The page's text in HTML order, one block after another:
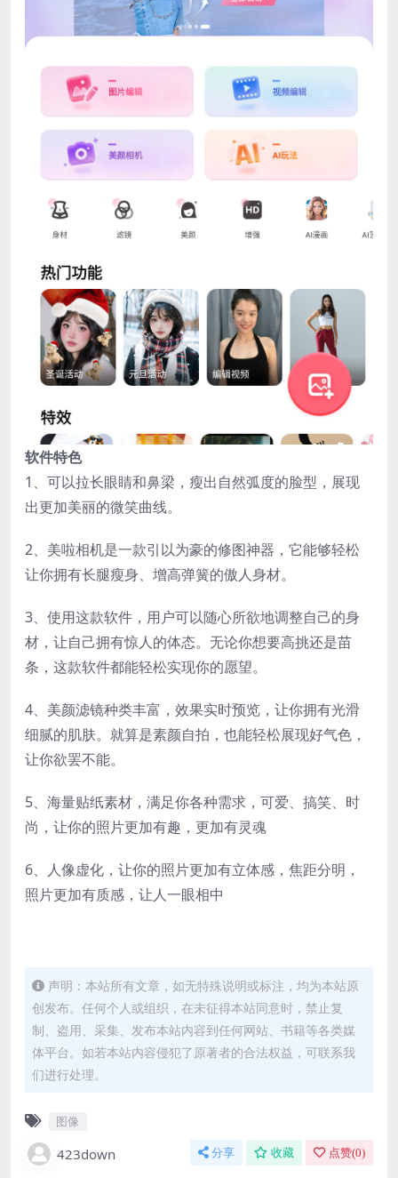
软件特色
1、可以拉长眼睛和鼻梁，瘦出自然弧度的脸型，展现
出更加美丽的微笑曲线。
2、美啦相机是一款引以为豪的修图神器，它能够轻松
让你拥有长腿瘦身、增高弹簧的傲人身材。
3、使用这款软件，用户可以随心所欲地调整自己的身
材，让自己拥有惊人的体态。无论你想要高挑还是苗
条，这款软件都能轻松实现你的愿望。
4、美颜滤镜种类丰富，效果实时预览，让你拥有光滑
细腻的肌肤。就算是素颜自拍，也能轻松展现好气色，
让你欲罢不能。
5、海量贴纸素材，满足你各种需求，可爱、搞笑、时
尚，让你的照片更加有趣，更加有灵魂
6、人像虚化，让你的照片更加有立体感，焦距分明，
照片更加有质感，让人一眼相中
声明：本站所有文章，如无特殊说明或标注，均为本站原
创发布。任何个人或组织，在未征得本站同意时，禁止复
制、盗用、采集、发布本站内容到任何网站、书籍等各类媒
体平台。如若本站内容侵犯了原著者的合法权益，可联系我
们进行处理。
图像
423down 分享 收藏 点赞(0)